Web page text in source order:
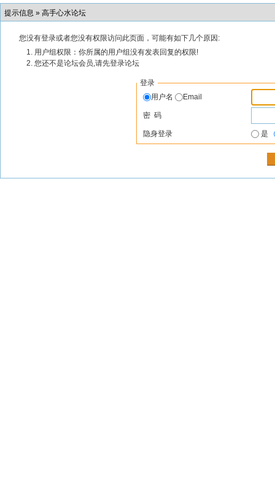
提示信息 » 高手心水论坛
您没有登录或者您没有权限访问此页面，可能有如下几个原因:
用户组权限：你所属的用户组没有发表回复的权限!
您还不是论坛会员,请先登录论坛
登录
用户名
Email
密 码
隐身登录 是